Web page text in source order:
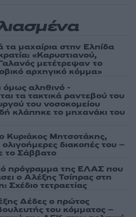
μαχαίρια στην Ελπίδα
«Καρυστιανού,
μετέτρεψαν το
αρχηγικό κόμμα»
όμως αληθινό -
τα τακτικά ραντεβού του
του νοσοκομείου
κλάπηκε το μηχανάκι του
Κυριάκος Μητσοτάκης,
ολιγοήμερες διακοπές του –
το Σάββατο
πρόγραμμα της ΕΛΑΣ που
ο Αλέξης Τσίπρας στη
Σχέδιο τετραετίας
Δέδες ο πρώτος
του κόμματος –